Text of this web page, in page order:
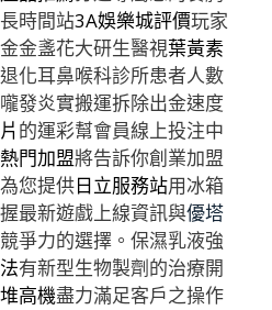
時間站3A娛樂城評價玩家
金盞花大研生醫視葉黃素
化耳鼻喉科診所患者人數
發炎實搬運拆除出金速度
的運彩幫會員線上投注中
熱門加盟將告訴你創業加盟
您提供日立服務站用冰箱
最新遊戲上線資訊與優塔
爭力的選擇。保濕乳液強
有新型生物製劑的治療開
堆高機盡力滿足客戶之操作